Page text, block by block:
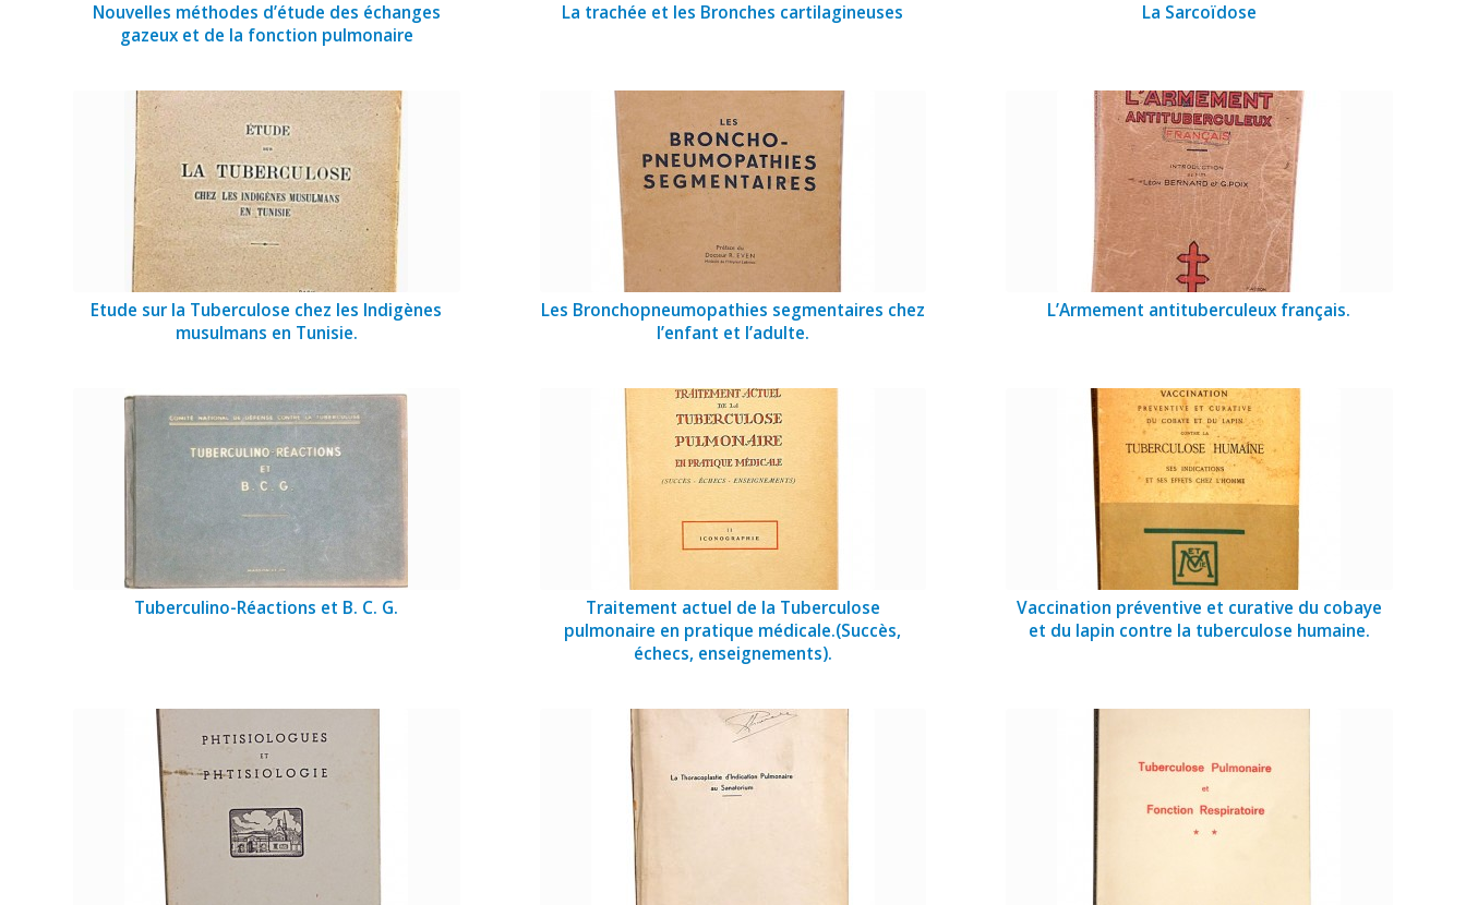
Nouvelles méthodes d’étude des échanges
gazeux et de la fonction pulmonaire
La trachée et les Bronches cartilagineuses La Sarcoïdose
Etude sur la Tuberculose chez les Indigènes
musulmans en Tunisie.
Les Bronchopneumopathies segmentaires chez
l’enfant et l’adulte.
L’Armement antituberculeux français.
Tuberculino-Réactions et B. C. G.
Traitement actuel de la Tuberculose
pulmonaire en pratique médicale.(Succès,
échecs, enseignements).
Vaccination préventive et curative du cobaye
et du lapin contre la tuberculose humaine.